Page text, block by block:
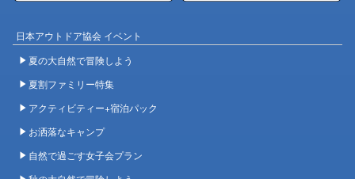
日本アウトドア協会 イベント
夏の大自然で冒険しよう
夏割ファミリー特集
アクティビティー+宿泊パック
お洒落なキャンプ
自然で過ごす女子会プラン